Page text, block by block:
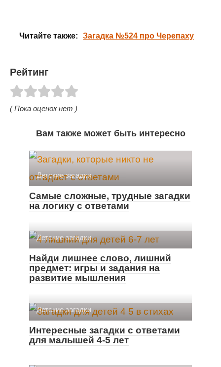
Читайте также: Загадка №524 про Черепаху
Рейтинг
( Пока оценок нет )
Вам также может быть интересно
Детские загадки
Самые сложные, трудные загадки
на логику с ответами
Детские загадки
Найди лишнее слово, лишний
предмет: игры и задания на
развитие мышления
Детские загадки
Интересные загадки с ответами
для малышей 4-5 лет